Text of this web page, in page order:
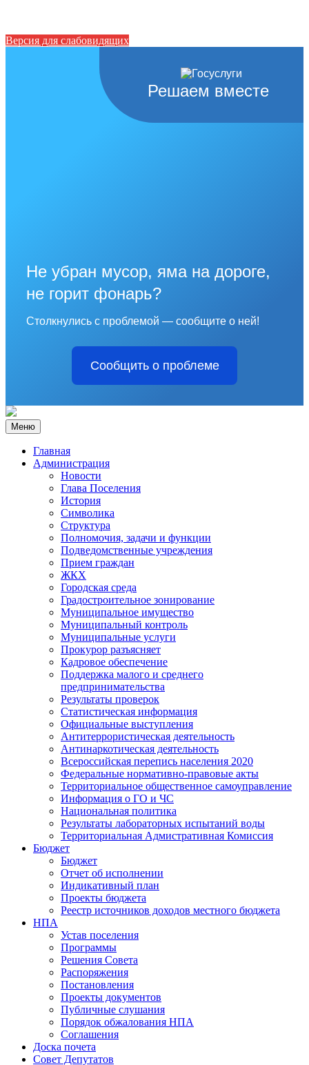
Версия для слабовидящих
Решаем вместе
Не убран мусор, яма на дороге,
не горит фонарь?
Столкнулись с проблемой — сообщите о ней!
Сообщить о проблеме
Меню
Главная
Администрация
Новости
Глава Поселения
История
Символика
Структура
Полномочия, задачи и функции
Подведомственные учреждения
Прием граждан
ЖКХ
Городская среда
Градостроительное зонирование
Муниципальное имущество
Муниципальный контроль
Муниципальные услуги
Прокурор разъясняет
Кадровое обеспечение
Поддержка малого и среднего
предпринимательства
Результаты проверок
Статистическая информация
Официальные выступления
Антитеррористическая деятельность
Антинаркотическая деятельность
Всероссийская перепись населения 2020
Федеральные нормативно-правовые акты
Территориальное общественное самоуправление
Информация о ГО и ЧС
Национальная политика
Результаты лабораторных испытаний воды
Территориальная Адмистративная Комиссия
Бюджет
Бюджет
Отчет об исполнении
Индикативный план
Проекты бюджета
Реестр источников доходов местного бюджета
НПА
Устав поселения
Программы
Решения Совета
Распоряжения
Постановления
Проекты документов
Публичные слушания
Порядок обжалования НПА
Соглашения
Доска почета
Совет Депутатов